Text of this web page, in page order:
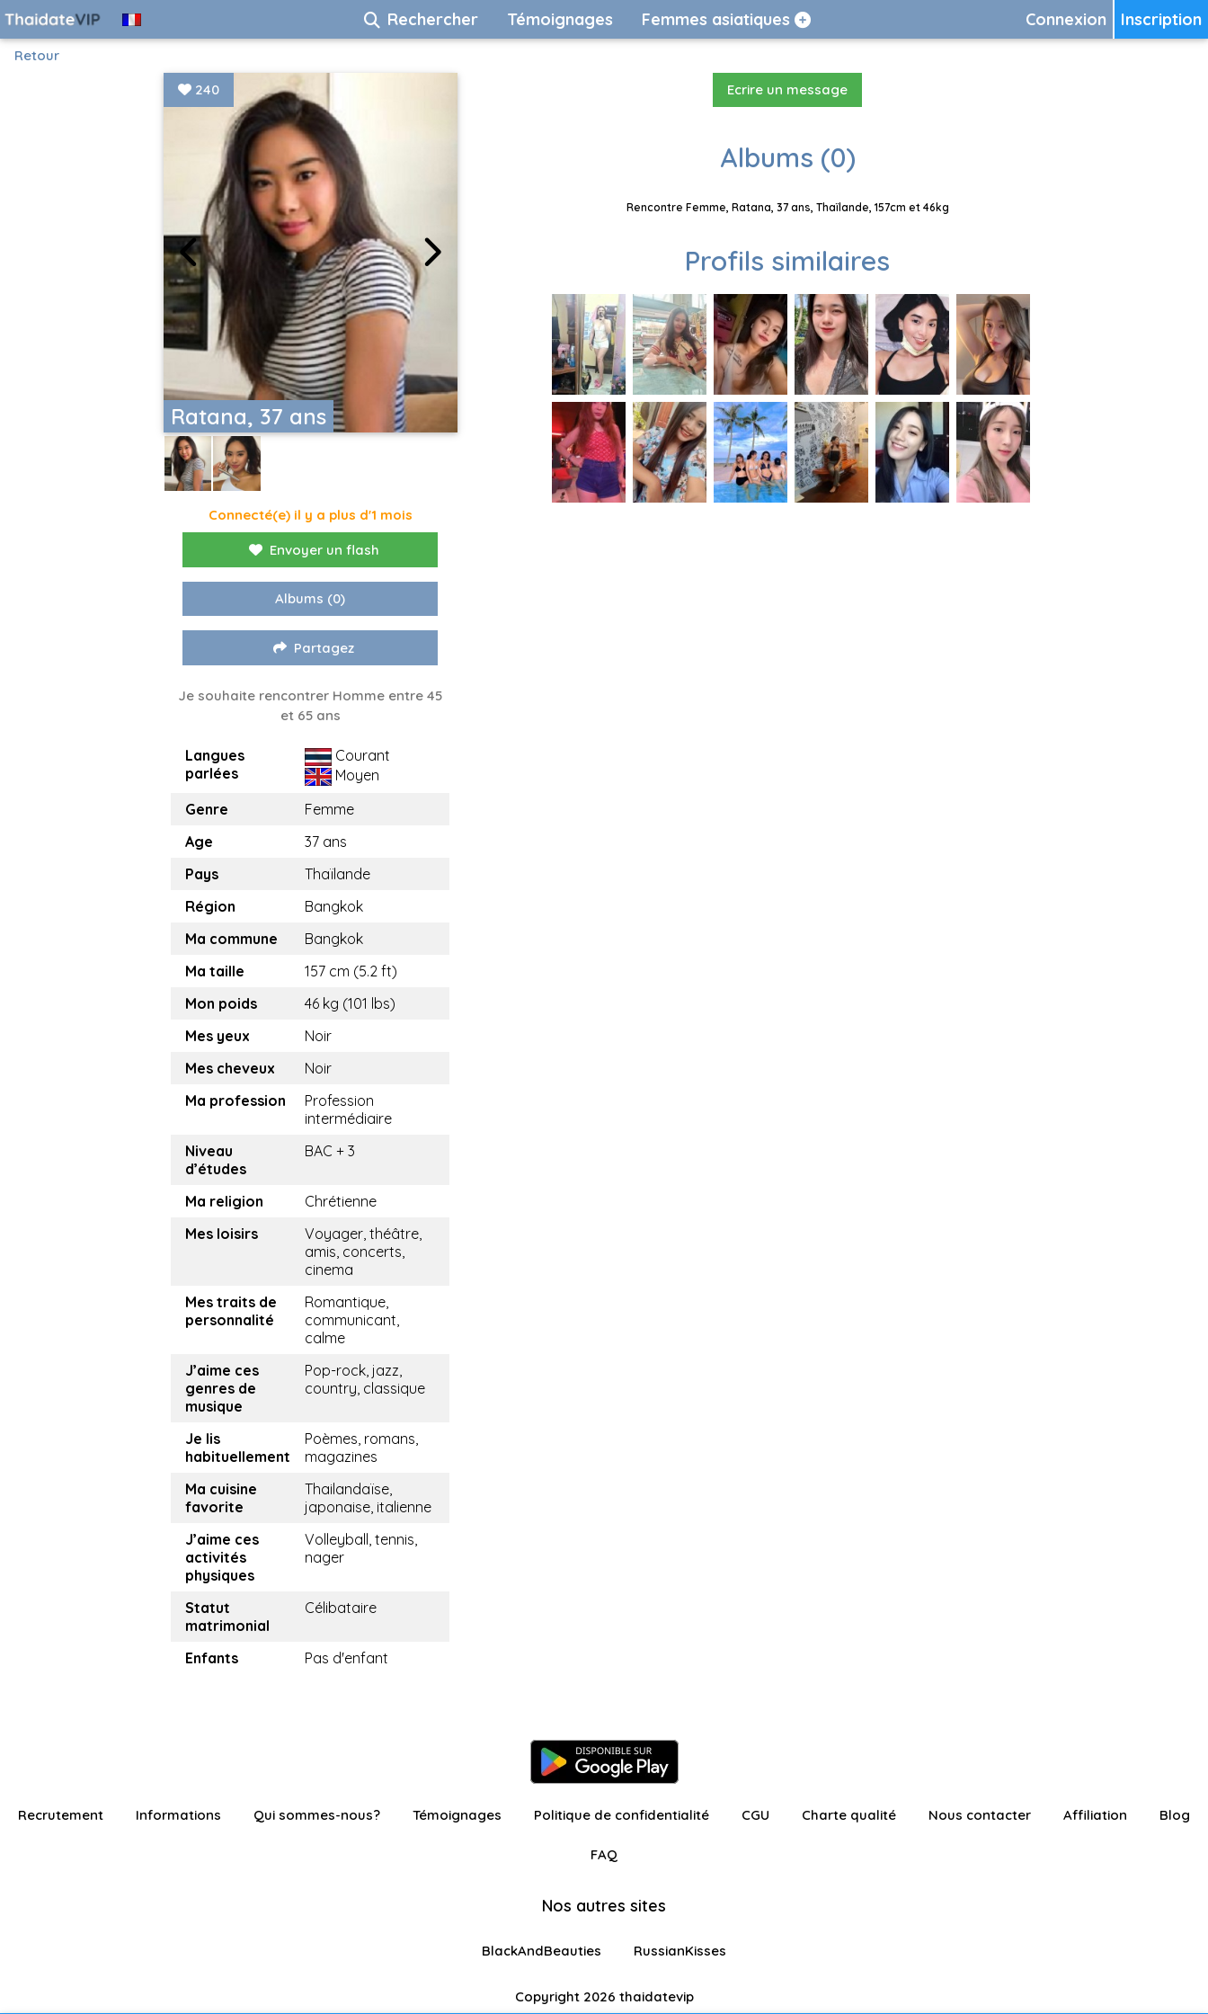
Inscription
Connexion
Rechercher Témoignages Femmes asiatiques
Retour
Ratana, 37 ans
240
Connecté(e) il y a plus d'1 mois
Envoyer un flash
Albums (0)
Partagez
Je souhaite rencontrer Homme entre 45
et 65 ans
Langues
parlées
Courant
Moyen
Genre
Femme
Age
37 ans
Pays
Thaïlande
Région
Bangkok
Ma commune
Bangkok
Ma taille
157 cm (5.2 ft)
Mon poids
46 kg (101 lbs)
Mes yeux
Noir
Mes cheveux
Noir
Ma profession
Profession
intermédiaire
Niveau
d’études
BAC + 3
Ma religion
Chrétienne
Mes loisirs
Voyager, théâtre,
amis, concerts,
cinema
Mes traits de
personnalité
Romantique,
communicant,
calme
J’aime ces
genres de
musique
Pop-rock, jazz,
country, classique
Je lis
habituellement
Poèmes, romans,
magazines
Ma cuisine
favorite
Thailandaïse,
japonaise, italienne
J’aime ces
activités
physiques
Volleyball, tennis,
nager
Statut
matrimonial
Célibataire
Enfants Pas d'enfant
Ecrire un message
Albums (0)
Rencontre Femme, Ratana, 37 ans, Thaïlande, 157cm et 46kg
Profils similaires
Recrutement Informations Qui sommes-nous? Témoignages Politique de confidentialité CGU Charte qualité Nous contacter Affiliation Blog
FAQ
Nos autres sites
BlackAndBeauties RussianKisses
Copyright 2026 thaidatevip